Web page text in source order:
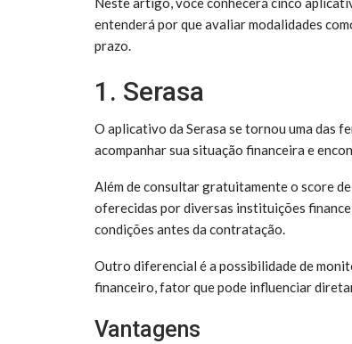
entenderá por que avaliar modalidades
prazo.
1. Serasa
O aplicativo da Serasa se tornou uma das
acompanhar sua situação financeira e
Além de consultar gratuitamente o score
oferecidas por diversas instituições
condições antes da contratação.
Outro diferencial é a possibilidade de
financeiro, fator que pode influenciar
Vantagens